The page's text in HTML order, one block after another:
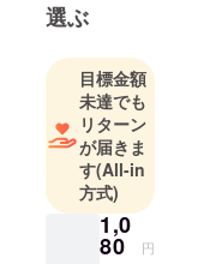
選ぶ
目標金額
未達でも
リターン
が届きま
す(All-in
方式)
1,0
80 円